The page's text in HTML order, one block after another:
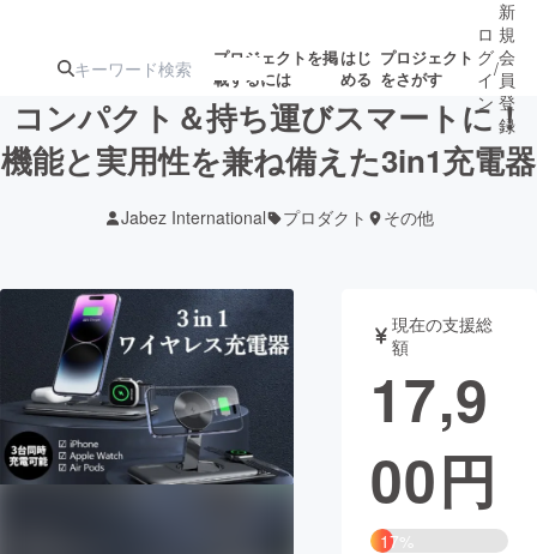
プロジェクトを掲
載するには
はじ
める
プロジェクト
をさがす
ターン
ジェクト
募集終了が近いプ
ロジェクト
されます
アート・写真 音楽
テクノロジー・ガジェット ゲーム・
映像・映画 書籍・雑誌
チャレンジ
ロ
グ
イ
ン
/
新
規
会
員
登
録
コンパクト＆持ち運びスマートに！
機能と実用性を兼ね備えた3in1充電器
Jabez International プロダクト その他
現在の支援総
額
17,9
00円
17%